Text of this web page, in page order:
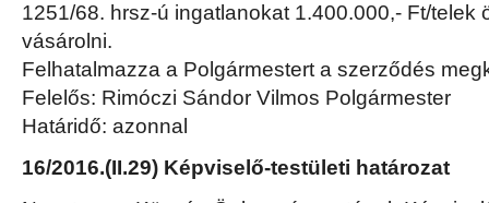
1251/68. hrsz-ú ingatlanokat 1.400.000,- Ft/telek
vásárolni.
Felhatalmazza a Polgármestert a szerződés
Felelős: Rimóczi Sándor Vilmos Polgármester
Határidő: azonnal
16/2016.(II.29) Képviselő-testületi határozat